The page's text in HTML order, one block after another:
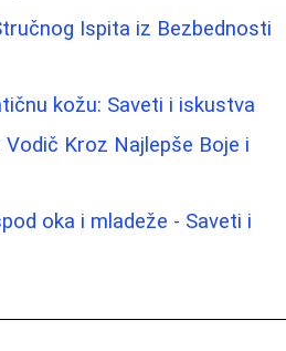
Ispita iz Bezbednosti
kožu: Saveti i iskustva
Kroz Najlepše Boje i
oka i mladeže - Saveti i